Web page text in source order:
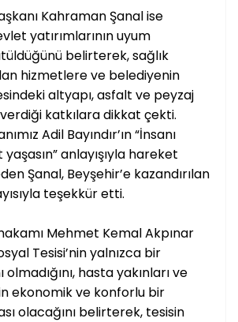
Kahraman Şanal ise
yatırımlarının uyum
belirterek, sağlık
hizmetlere ve belediyenin
altyapı, asfalt ve peyzaj
katkılara dikkat çekti.
Adil Bayındır’ın “İnsanı
anlayışıyla hareket
Şanal, Beyşehir’e kazandırılan
teşekkür etti.
Mehmet Kemal Akpınar
Tesisi’nin yalnızca bir
hasta yakınları ve
ekonomik ve konforlu bir
olacağını belirterek, tesisin